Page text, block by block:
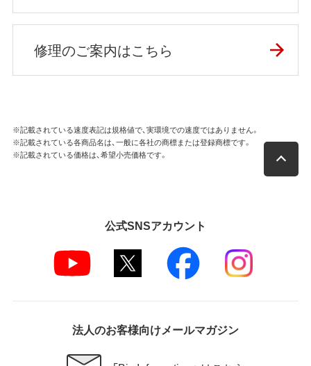
修理のご案内はこちら
※記載されている速度表記は規格値で、実環境での速度ではありません。
※記載されている各商品名は、一般に各社の商標または登録商標です。
※記載されている価格は、希望小売価格です。
公式SNSアカウント
法人のお客様向けメールマガジン